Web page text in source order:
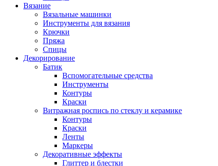
Вязание
Вязальные машинки
Инструменты для вязания
Крючки
Пряжа
Спицы
Декорирование
Батик
Вспомогательные средства
Инструменты
Контуры
Краски
Витражная роспись по стеклу и керамике
Контуры
Краски
Ленты
Маркеры
Декоративные эффекты
Глиттер и блестки